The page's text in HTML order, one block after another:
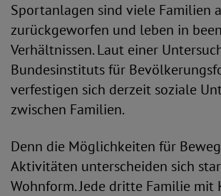
Sportanlagen sind viele Familien
zurückgeworfen und leben in
Verhältnissen. Laut einer
Bundesinstituts für
verfestigen sich derzeit soziale
zwischen Familien.
Denn die Möglichkeiten für
Aktivitäten unterscheiden sich
Wohnform. Jede dritte Familie mit